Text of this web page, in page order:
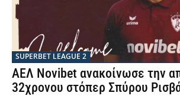
SUPERBET LEAGUE 2
ΑΕΛ Novibet ανακοίνωσε την
32χρονου στόπερ Σπύρου